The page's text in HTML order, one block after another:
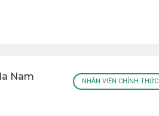
Nam NHÂN VIÊN CHÍNH THỨC